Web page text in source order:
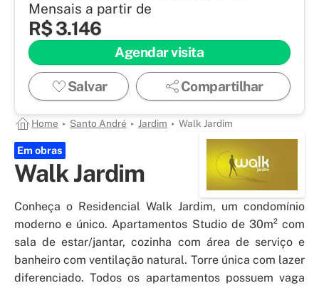
Mensais a partir de
R$ 3.146
Agendar visita
Salvar Compartilhar
Home Santo André Jardim Walk Jardim
Em obras
Walk Jardim
Conheça o Residencial Walk Jardim, um condomínio
moderno e único. Apartamentos Studio de 30m² com
sala de estar/jantar, cozinha com área de serviço e
banheiro com ventilação natural. Torre única com lazer
diferenciado. Todos os apartamentos possuem vaga